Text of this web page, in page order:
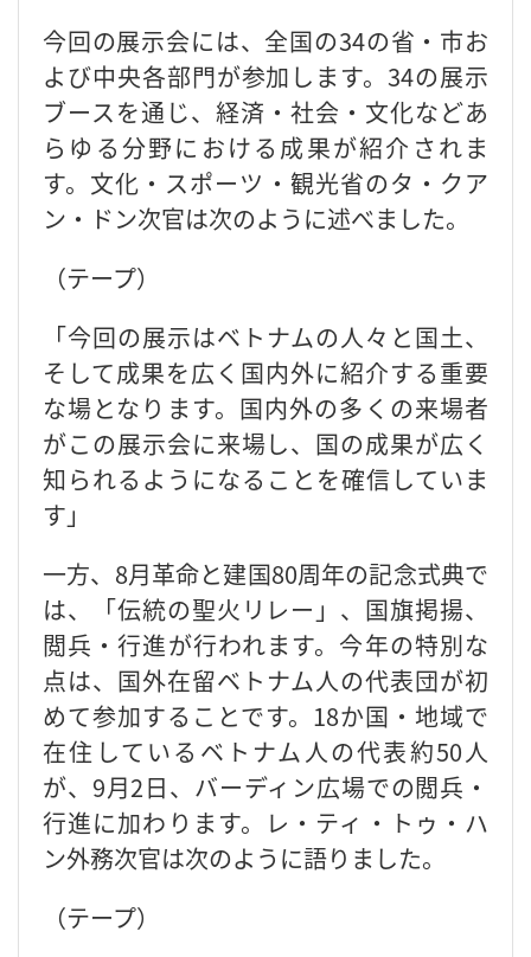
今回の展示会には、全国の34の省・市お
よび中央各部門が参加します。34の展示
ブースを通じ、経済・社会・文化などあ
らゆる分野における成果が紹介されま
す。文化・スポーツ・観光省のタ・クア
ン・ドン次官は次のように述べました。
（テープ）
「今回の展示はベトナムの人々と国土、
そして成果を広く国内外に紹介する重要
な場となります。国内外の多くの来場者
がこの展示会に来場し、国の成果が広く
知られるようになることを確信していま
す」
一方、8月革命と建国80周年の記念式典で
は、「伝統の聖火リレー」、国旗掲揚、
閲兵・行進が行われます。今年の特別な
点は、国外在留ベトナム人の代表団が初
めて参加することです。18か国・地域で
在住しているベトナム人の代表約50人
が、9月2日、バーディン広場での閲兵・
行進に加わります。レ・ティ・トゥ・ハ
ン外務次官は次のように語りました。
（テープ）